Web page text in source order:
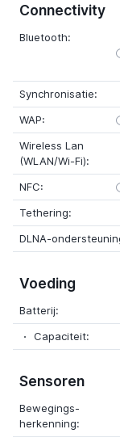
Connectivity
Bluetooth:
Synchronisatie:
WAP:
Wireless Lan
(WLAN/Wi-Fi):
NFC:
Tethering:
DLNA-
Voeding
Batterij:
Capaciteit:
Sensoren
Bewegings-
herkenning: